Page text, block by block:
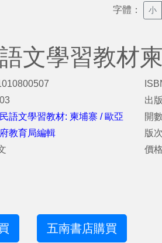
字體： 小
文學習教材
語文學習教材: 柬埔寨 / 歐亞
教育局編輯
出
開
版
價
五南書店購買